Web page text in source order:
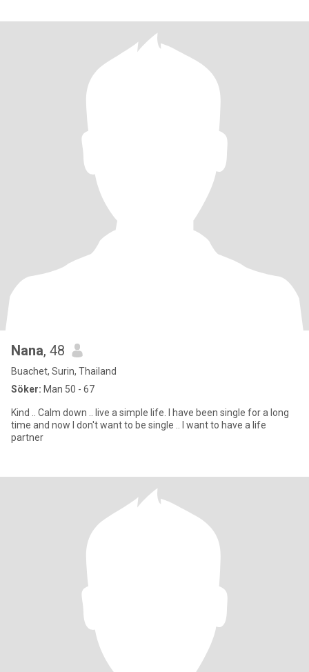
Nana, 48
Buachet, Surin, Thailand
Söker: Man 50 - 67
Kind .. Calm down .. live a simple life. I have been single for a long
time and now I don't want to be single .. I want to have a life
partner